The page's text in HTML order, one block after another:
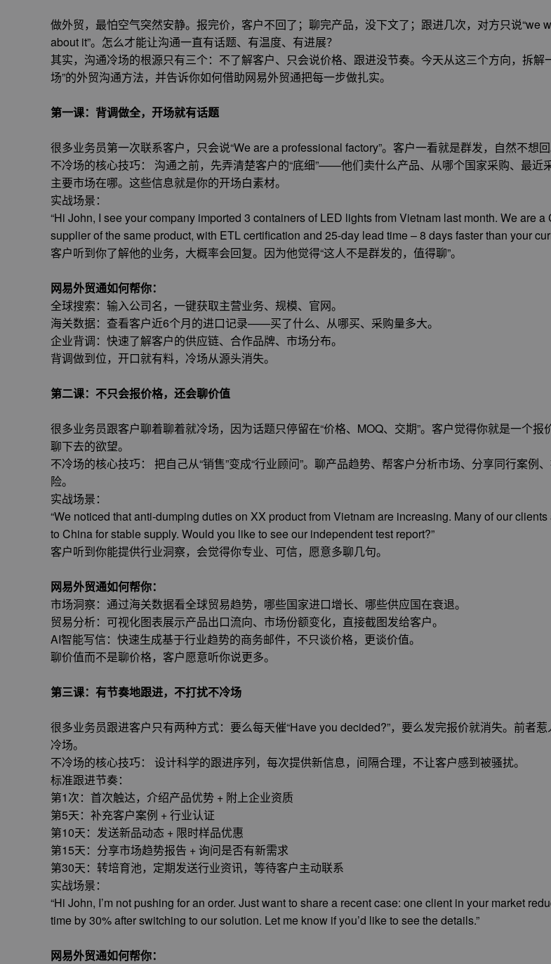
做外贸，最怕空气突然安静。报完价，客户不回了；聊完产品，没下文了；跟进几次，对方只说“we
about it”。怎么才能让沟通一直有话题、有温度、有进展？
其实，沟通冷场的根源只有三个：不了解客户、只会说价格、跟进没节奏。今天从这三个方向，拆解
场”的外贸沟通方法，并告诉你如何借助网易外贸通把每一步做扎实。
第一课：背调做全，开场就有话题
很多业务员第一次联系客户，只会说“We are a professional factory”。客户一看就是群发，自然不想回
不冷场的核心技巧： 沟通之前，先弄清楚客户的“底细”——他们卖什么产品、从哪个国家采购、最近
主要市场在哪。这些信息就是你的开场白素材。
实战场景：
“Hi John, I see your company imported 3 containers of LED lights from Vietnam last month. We are a
supplier of the same product, with ETL certification and 25-day lead time – 8 days faster than your
客户听到你了解他的业务，大概率会回复。因为他觉得“这人不是群发的，值得聊”。
网易外贸通如何帮你：
全球搜索：输入公司名，一键获取主营业务、规模、官网。
海关数据：查看客户近6个月的进口记录——买了什么、从哪买、采购量多大。
企业背调：快速了解客户的供应链、合作品牌、市场分布。
背调做到位，开口就有料，冷场从源头消失。
第二课：不只会报价格，还会聊价值
很多业务员跟客户聊着聊着就冷场，因为话题只停留在“价格、MOQ、交期”。客户觉得你就是一个报
聊下去的欲望。
不冷场的核心技巧： 把自己从“销售”变成“行业顾问”。聊产品趋势、帮客户分析市场、分享同行案例
险。
实战场景：
“We noticed that anti-dumping duties on XX product from Vietnam are increasing. Many of our
to China for stable supply. Would you like to see our independent test report?”
客户听到你能提供行业洞察，会觉得你专业、可信，愿意多聊几句。
网易外贸通如何帮你：
市场洞察：通过海关数据看全球贸易趋势，哪些国家进口增长、哪些供应国在衰退。
贸易分析：可视化图表展示产品出口流向、市场份额变化，直接截图发给客户。
AI智能写信：快速生成基于行业趋势的商务邮件，不只谈价格，更谈价值。
聊价值而不是聊价格，客户愿意听你说更多。
第三课：有节奏地跟进，不打扰不冷场
很多业务员跟进客户只有两种方式：要么每天催“Have you decided?”，要么发完报价就消失。前者
冷场。
不冷场的核心技巧： 设计科学的跟进序列，每次提供新信息，间隔合理，不让客户感到被骚扰。
标准跟进节奏：
第1次：首次触达，介绍产品优势 + 附上企业资质
第5天：补充客户案例 + 行业认证
第10天：发送新品动态 + 限时样品优惠
第15天：分享市场趋势报告 + 询问是否有新需求
第30天：转培育池，定期发送行业资讯，等待客户主动联系
实战场景：
“Hi John, I’m not pushing for an order. Just want to share a recent case: one client in your market
time by 30% after switching to our solution. Let me know if you’d like to see the details.”
网易外贸通如何帮你：